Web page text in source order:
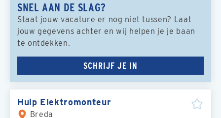
SNEL AAN DE SLAG?
Staat jouw vacature er nog niet tussen? Laat
jouw gegevens achter en wij helpen je je baan
te ontdekken.
SCHRIJF JE IN
Hulp Elektromonteur
Breda